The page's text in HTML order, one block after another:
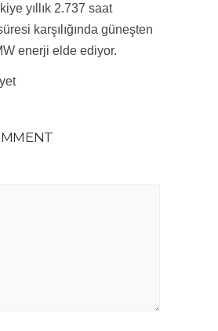
yıllık 2.737 saat
karşılığında güneşten
enerji elde ediyor.